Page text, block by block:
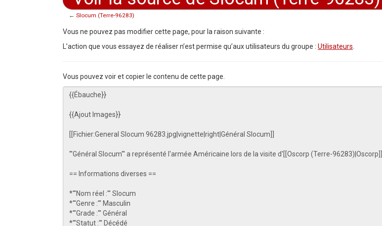
← Slocum (Terre-96283)
Vous ne pouvez pas modifier cette page, pour la raison suivante :
L’action que vous essayez de réaliser n’est permise qu’aux utilisateurs du groupe : Utilisateurs
Vous pouvez voir et copier le contenu de cette page.